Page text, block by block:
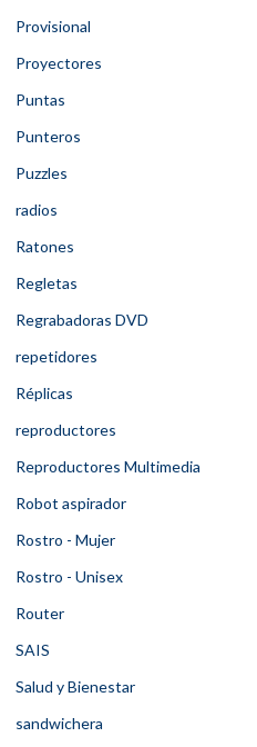
Provisional
Proyectores
Puntas
Punteros
Puzzles
radios
Ratones
Regletas
Regrabadoras DVD
repetidores
Réplicas
reproductores
Reproductores Multimedia
Robot aspirador
Rostro - Mujer
Rostro - Unisex
Router
SAIS
Salud y Bienestar
sandwichera